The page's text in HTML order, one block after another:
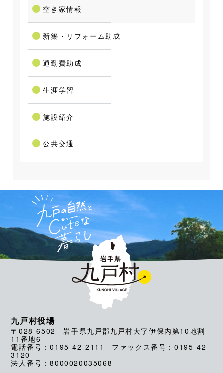
空き家情報
新築・リフォーム助成
通勤費助成
生涯学習
施設紹介
公共交通
九戸村役場
〒028-6502 岩手県九戸郡九戸村大字伊保内第10地割
11番地6
電話番号：0195-42-2111 ファックス番号：0195-42-
3120
法人番号：8000020035068